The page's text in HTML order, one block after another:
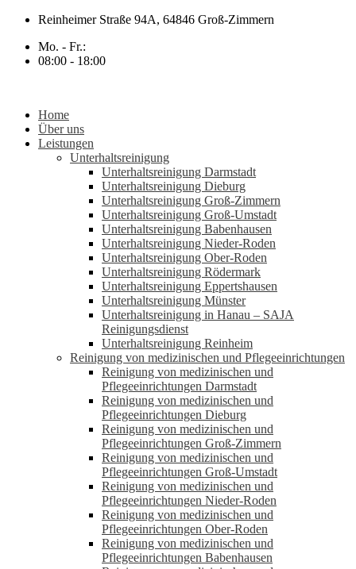
Zum
springen
Reinheimer Straße 94A, 64846 Groß-Zimmern
Mo. - Fr.:
08:00 - 18:00
Home
Über uns
Leistungen
Unterhaltsreinigung
Unterhaltsreinigung Darmstadt
Unterhaltsreinigung Dieburg
Unterhaltsreinigung Groß-Zimmern
Unterhaltsreinigung Groß-Umstadt
Unterhaltsreinigung Babenhausen
Unterhaltsreinigung Nieder-Roden
Unterhaltsreinigung Ober-Roden
Unterhaltsreinigung Rödermark
Unterhaltsreinigung Eppertshausen
Unterhaltsreinigung Münster
Unterhaltsreinigung in Hanau – SAJA
Reinigungsdienst
Unterhaltsreinigung Reinheim
Reinigung von medizinischen und Pflegeeinrichtungen
Reinigung von medizinischen und
Pflegeeinrichtungen Darmstadt
Reinigung von medizinischen und
Pflegeeinrichtungen Dieburg
Reinigung von medizinischen und
Pflegeeinrichtungen Groß-Zimmern
Reinigung von medizinischen und
Pflegeeinrichtungen Groß-Umstadt
Reinigung von medizinischen und
Pflegeeinrichtungen Nieder-Roden
Reinigung von medizinischen und
Pflegeeinrichtungen Ober-Roden
Reinigung von medizinischen und
Pflegeeinrichtungen Babenhausen